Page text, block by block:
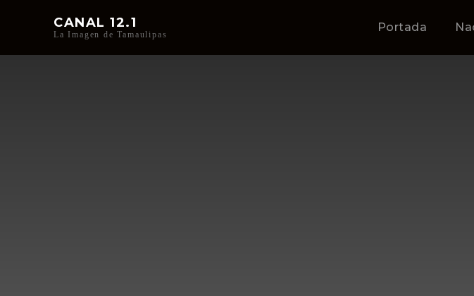
CANAL 12.1
La Imagen de Tamaulipas
Portada